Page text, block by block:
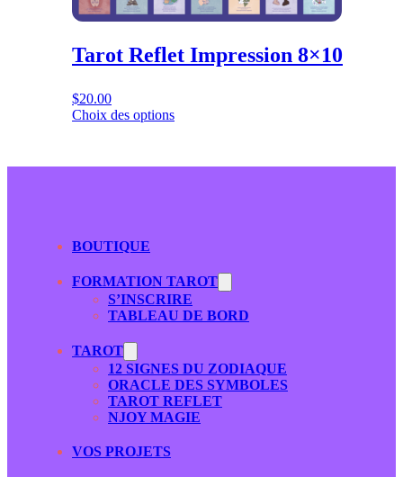
Tarot Reflet Impression 8×10
$20.00
Choix des options
BOUTIQUE
FORMATION TAROT
S’INSCRIRE
TABLEAU DE BORD
TAROT
12 SIGNES DU ZODIAQUE
ORACLE DES SYMBOLES
TAROT REFLET
NJOY MAGIE
VOS PROJETS